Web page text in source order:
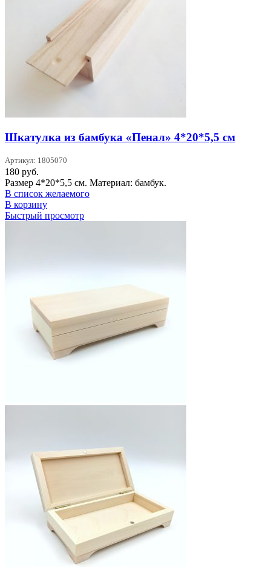
Шкатулка из бамбука «Пенал» 4*20*5,5 см
Артикул: 1805070
180 руб.
Размер 4*20*5,5 см. Материал: бамбук.
В список желаемого
В корзину
Быстрый просмотр